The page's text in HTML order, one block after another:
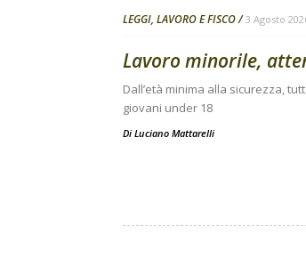
LEGGI, LAVORO E FISCO 3 Agosto
Lavoro minorile,
Dall’età minima alla sicurezza,
giovani under 18
Di Luciano Mattarelli